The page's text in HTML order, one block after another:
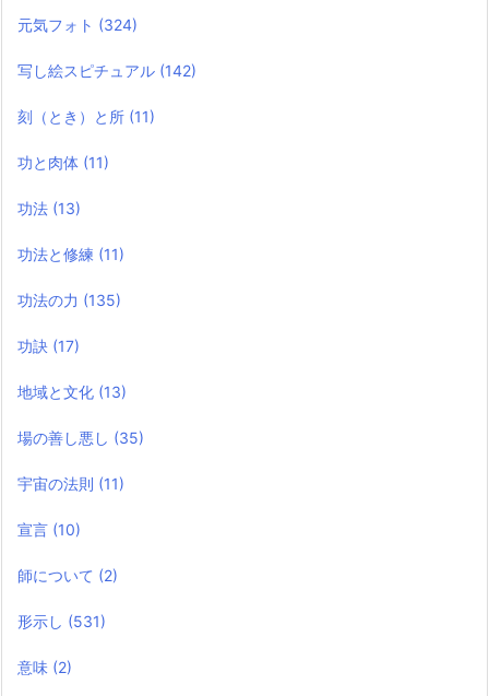
元気フォト (324)
写し絵スピチュアル (142)
刻（とき）と所 (11)
功と肉体 (11)
功法 (13)
功法と修練 (11)
功法の力 (135)
功訣 (17)
地域と文化 (13)
場の善し悪し (35)
宇宙の法則 (11)
宣言 (10)
師について (2)
形示し (531)
意味 (2)